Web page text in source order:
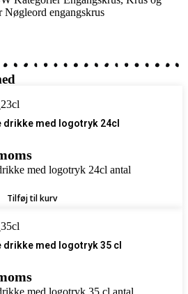
Nøgleord engangskrus
med logotryk 24cl
med logotryk 24cl antal
Tilføj til kurv
med logotryk 35 cl
med logotryk 35 cl antal